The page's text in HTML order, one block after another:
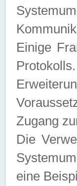
Einige
Zugang
Die
eine